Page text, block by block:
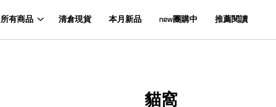
所有商品 清倉現貨 本月新品 new團購中 推薦閱讀
貓窩